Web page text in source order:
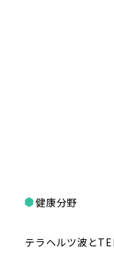
健康分野
テラヘルツ波と